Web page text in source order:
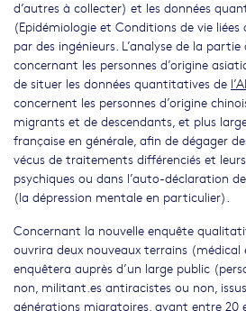
d’autres à collecter) et les données
(Epidémiologie et Conditions de vie
par des ingénieurs. L’analyse de la partie
concernant les personnes d’origine
de situer les données quantitatives de
concernent les personnes d’origine
migrants et de descendants, et plus
française en générale, afin de dégager
vécus de traitements différenciés et
psychiques ou dans l’auto-déclaration
(la dépression mentale en particulier).
Concernant la nouvelle enquête
ouvrira deux nouveaux terrains (médical
enquêtera auprès d’un large public
non, militant.es antiracistes ou non,
générations migratoires, ayant entre 20